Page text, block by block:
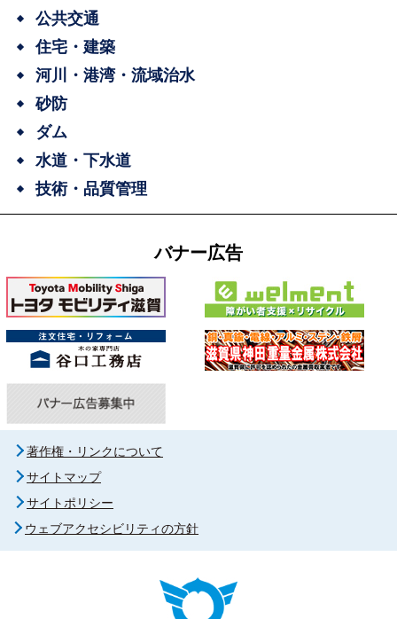
公共交通
住宅・建築
河川・港湾・流域治水
砂防
ダム
水道・下水道
技術・品質管理
バナー広告
著作権・リンクについて
サイトマップ
サイトポリシー
ウェブアクセシビリティの方針